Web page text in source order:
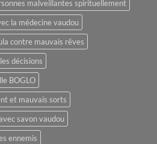
malveillantes spirituellement
la médecine vaudou
contre mauvais rêves
décisions
BOGLO
et mauvais sorts
savon vaudou
ennemis